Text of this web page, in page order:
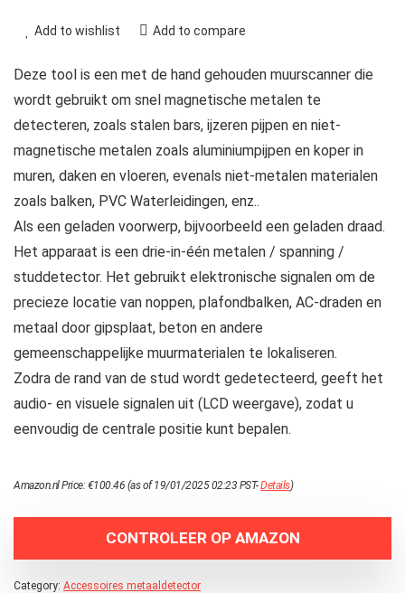
Add to wishlist Add to compare
Deze tool is een met de hand gehouden muurscanner die
wordt gebruikt om snel magnetische metalen te
detecteren, zoals stalen bars, ijzeren pijpen en niet-
magnetische metalen zoals aluminiumpijpen en koper in
muren, daken en vloeren, evenals niet-metalen materialen
zoals balken, PVC Waterleidingen, enz..
Als een geladen voorwerp, bijvoorbeeld een geladen draad.
Het apparaat is een drie-in-één metalen / spanning /
studdetector. Het gebruikt elektronische signalen om de
precieze locatie van noppen, plafondbalken, AC-draden en
metaal door gipsplaat, beton en andere
gemeenschappelijke muurmaterialen te lokaliseren.
Zodra de rand van de stud wordt gedetecteerd, geeft het
audio- en visuele signalen uit (LCD weergave), zodat u
eenvoudig de centrale positie kunt bepalen.
Amazon.nl Price:€100.46 (as of 19/01/2025 02:23 PST-Details)
CONTROLEER OP AMAZON
Category: Accessoires metaaldetector